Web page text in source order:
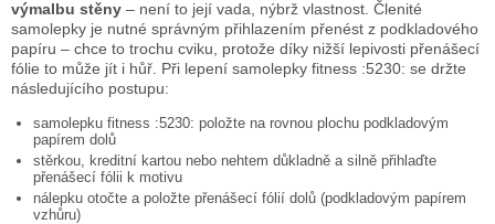
výmalbu stěny – není to její vada, nýbrž vlastnost. Členité
samolepky je nutné správným přihlazením přenést z podkladového
papíru – chce to trochu cviku, protože díky nižší lepivosti přenášecí
fólie to může jít i hůř. Při lepení samolepky fitness :5230: se držte
následujícího postupu:
samolepku fitness :5230: položte na rovnou plochu podkladovým
papírem dolů
stěrkou, kreditní kartou nebo nehtem důkladně a silně přihlaďte
přenášecí fólii k motivu
nálepku otočte a položte přenášecí fólií dolů (podkladovým papírem
vzhůru)